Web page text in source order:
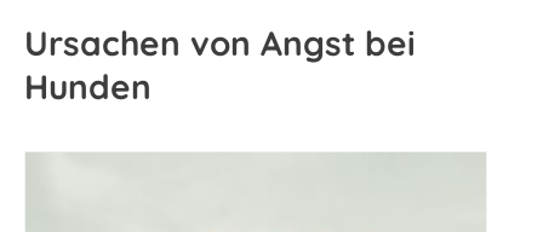
Ursachen von Angst bei
Hunden